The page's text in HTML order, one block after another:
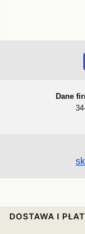
Dane
Linki w
DOSTAWA I